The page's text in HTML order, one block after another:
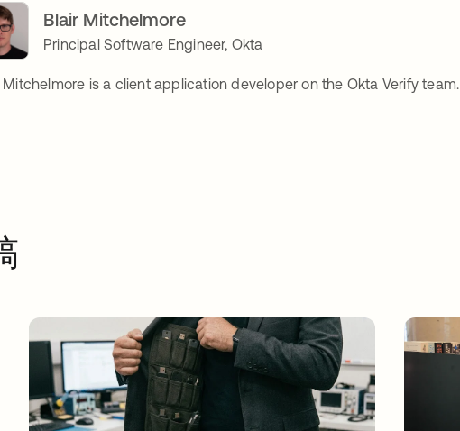
Blair Mitchelmore
Principal Software Engineer, Okta
Mitchelmore is a client application developer on the Okta Verify team.